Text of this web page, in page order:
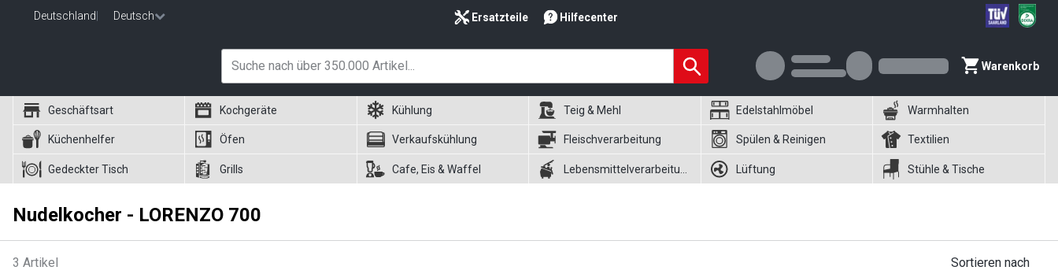
Deutschland Deutsch Ersatzteile Hilfecenter
Warenkorb
Geschäftsart Kochgeräte Kühlung Teig & Mehl Edelstahlmöbel Warmhalten
Küchenhelfer Öfen Verkaufskühlung Fleischverarbeitung Spülen & Reinigen Textilien
Gedeckter Tisch Grills Cafe, Eis & Waffel Lüftung Stühle & Tische
Nudelkocher - LORENZO 700
3 Artikel Sortieren nach